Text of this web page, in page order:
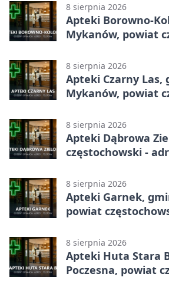
8 sierpnia 2026
Apteki Borowno-
Mykanów, powiat
8 sierpnia 2026
Apteki Czarny Las,
Mykanów, powiat
8 sierpnia 2026
Apteki Dąbrowa
częstochowski -
8 sierpnia 2026
Apteki Garnek,
powiat
8 sierpnia 2026
Apteki Huta Stara
Poczesna, powiat